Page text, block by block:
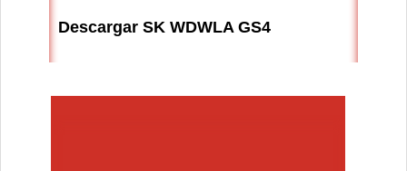
Descargar SK WDWLA GS4